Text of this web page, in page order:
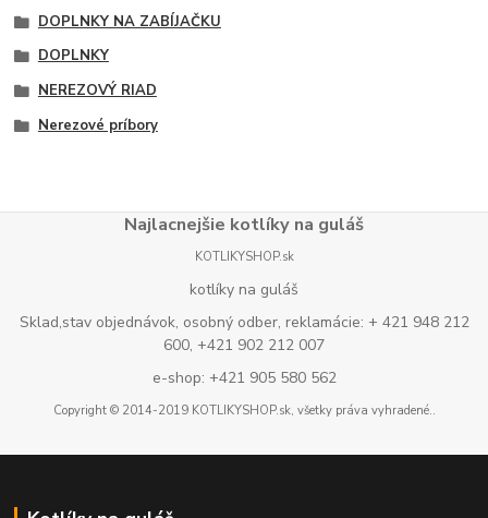
DOPLNKY NA ZABÍJAČKU
DOPLNKY
NEREZOVÝ RIAD
Nerezové príbory
Najlacnejšie kotlíky na guláš
KOTLIKYSHOP.sk
kotlíky na guláš
Sklad,stav objednávok, osobný odber, reklamácie: + 421 948 212
600, +421 902 212 007
e-shop: +421 905 580 562
Copyright © 2014-2019 KOTLIKYSHOP.sk, všetky práva vyhradené..